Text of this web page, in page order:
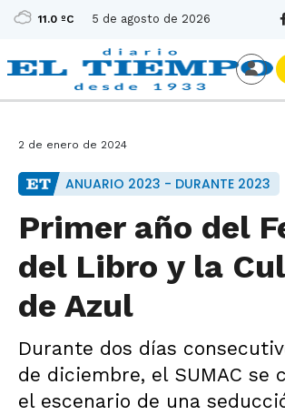
11.0 ºC 5 de agosto de 2026
2 de enero de 2024
ANUARIO 2023 - DURANTE 2023
Primer año del
del Libro y la
de Azul
Durante dos días
de diciembre, el SUMAC se
el escenario de una